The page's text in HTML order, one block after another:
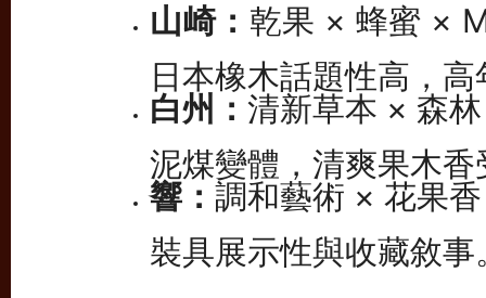
山崎： 乾果 × 蜂蜜 ×
日本橡木話題性高，
白州： 清新草本 × 森
泥煤變體，清爽果木香
響：調和藝術 × 花果
裝具展示性與收藏敘事